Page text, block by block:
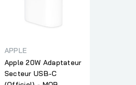
APPLE
Apple 20W Adaptateur
Secteur USB-C